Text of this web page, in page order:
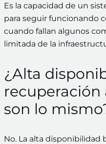
Es la capacidad de un
para seguir funcionando
cuando fallan algunos
limitada de la
¿Alta
recuperación
son lo
No. La alta disponibilidad